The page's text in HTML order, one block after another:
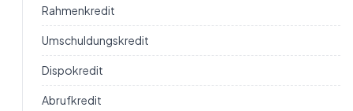
Rahmenkredit
Umschuldungskredit
Dispokredit
Abrufkredit